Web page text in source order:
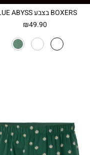
BOXERS בצבע BLUE ABYSS
₪49.90